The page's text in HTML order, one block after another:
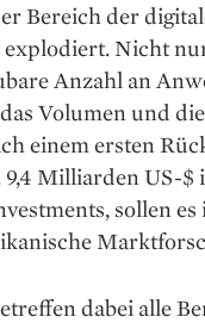
Bereich der
Nicht
Anzahl an
Volumen und
einem ersten
9,4 Milliarden US-$
sollen
dabei alle